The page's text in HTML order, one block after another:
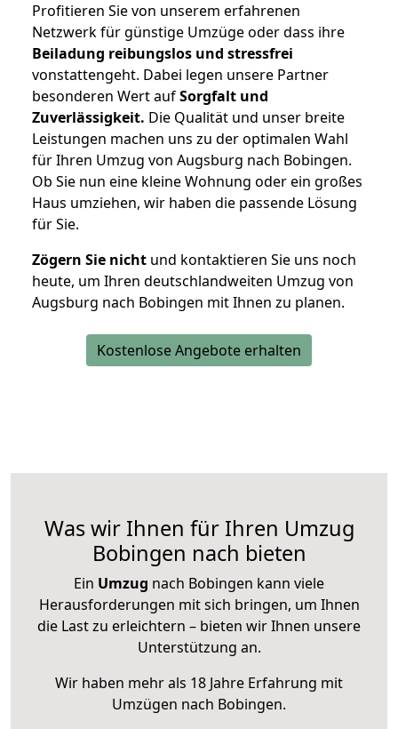
Profitieren Sie von unserem erfahrenen
Netzwerk für günstige Umzüge oder dass ihre
Beiladung reibungslos und stressfrei
vonstattengeht. Dabei legen unsere Partner
besonderen Wert aufSorgfalt und
Zuverlässigkeit. Die Qualität und unser breite
Leistungen machen uns zu der optimalen Wahl
für Ihren Umzug von Augsburg nach Bobingen.
Ob Sie nun eine kleine Wohnung oder ein großes
Haus umziehen, wir haben die passende Lösung
für Sie.
Zögern Sie nicht und kontaktieren Sie uns noch
heute, um Ihren deutschlandweiten Umzug von
Augsburg nach Bobingen mit Ihnen zu planen.
Kostenlose Angebote erhalten
Was wir Ihnen für Ihren Umzug
Bobingen nach bieten
Ein Umzug nach Bobingen kann viele
Herausforderungen mit sich bringen, um Ihnen
die Last zu erleichtern – bieten wir Ihnen unsere
Unterstützung an.
Wir haben mehr als 18 Jahre Erfahrung mit
Umzügen nach Bobingen.